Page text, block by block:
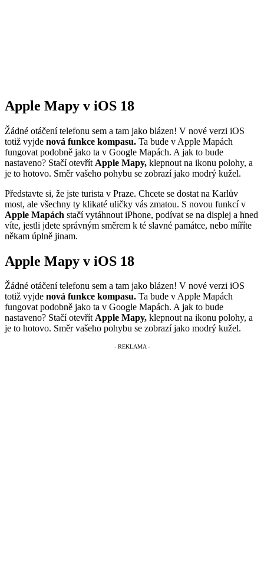
Apple Mapy v iOS 18
Žádné otáčení telefonu sem a tam jako blázen! V nové verzi iOS
totiž vyjde nová funkce kompasu. Ta bude v Apple Mapách
fungovat podobně jako ta v Google Mapách. A jak to bude
nastaveno? Stačí otevřít Apple Mapy, klepnout na ikonu polohy, a
je to hotovo. Směr vašeho pohybu se zobrazí jako modrý kužel.
Představte si, že jste turista v Praze. Chcete se dostat na Karlův
most, ale všechny ty klikaté uličky vás zmatou. S novou funkcí v
Apple Mapách stačí vytáhnout iPhone, podívat se na displej a hned
víte, jestli jdete správným směrem k té slavné památce, nebo míříte
někam úplně jinam.
Apple Mapy v iOS 18
Žádné otáčení telefonu sem a tam jako blázen! V nové verzi iOS
totiž vyjde nová funkce kompasu. Ta bude v Apple Mapách
fungovat podobně jako ta v Google Mapách. A jak to bude
nastaveno? Stačí otevřítApple Mapy, klepnout na ikonu polohy, a
je to hotovo. Směr vašeho pohybu se zobrazí jako modrý kužel.